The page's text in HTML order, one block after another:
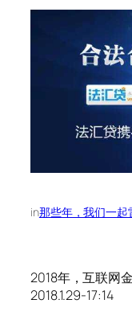
in那些年，我们一起
2018年，互联网
2018.1.29-17:14